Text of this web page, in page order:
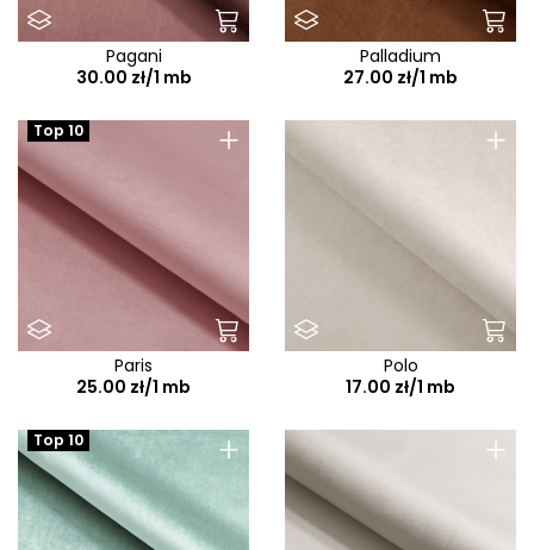
Pagani
30.00 zł/1 mb
Palladium
27.00 zł/1 mb
+
Top 10
Paris
25.00 zł/1 mb
+
Polo
17.00 zł/1 mb
+
Top 10 +